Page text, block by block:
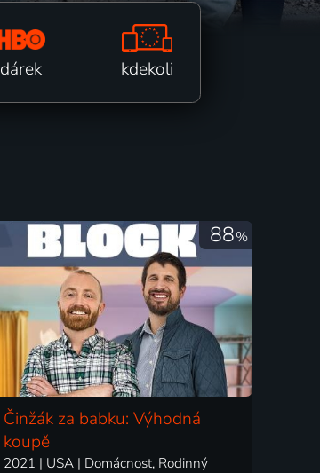
dárek kdekoli
88%
Činžák za babku: Výhodná
koupě
2021 | USA | Domácnost, Rodinný